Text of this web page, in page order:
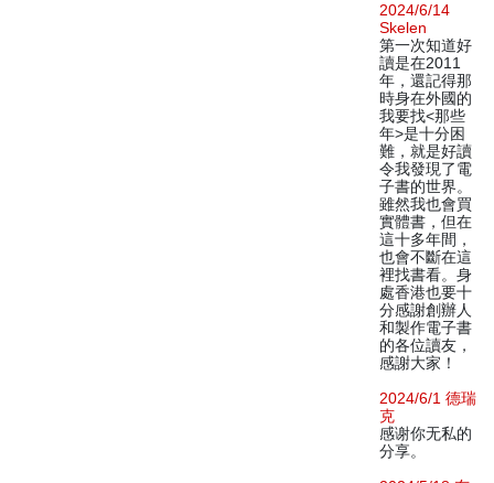
2024/6/14
Skelen
第一次知道好
讀是在2011
年，還記得那
時身在外國的
我要找<那些
年>是十分困
難，就是好讀
令我發現了電
子書的世界。
雖然我也會買
實體書，但在
這十多年間，
也會不斷在這
裡找書看。身
處香港也要十
分感謝創辦人
和製作電子書
的各位讀友，
感謝大家！
2024/6/1 德瑞
克
感谢你无私的
分享。